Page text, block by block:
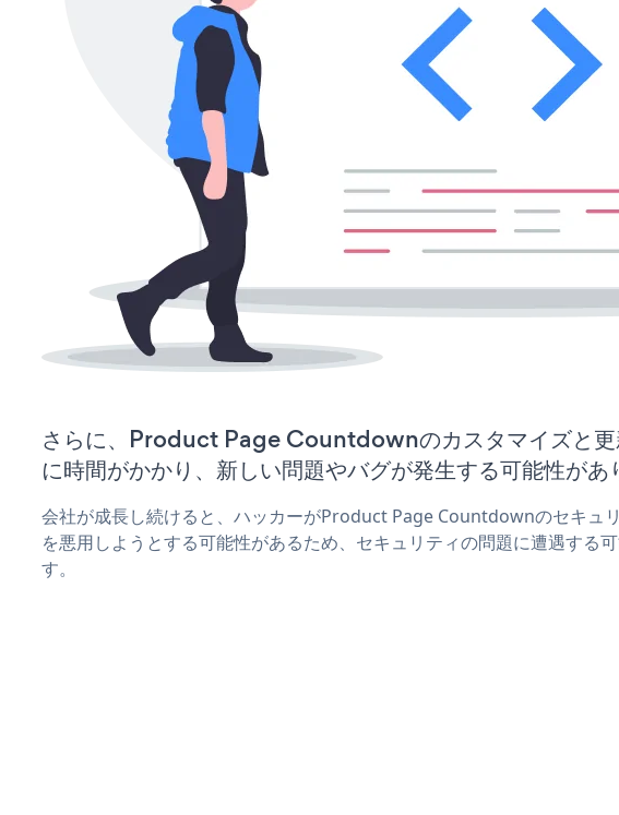
さらに、Product Page Countdownのカスタマイズと更
に時間がかかり、新しい問題やバグが発生する可能性があ
会社が成長し続けると、ハッカーがProduct Page Countdownのセキュ
を悪用しようとする可能性があるため、セキュリティの問題に遭遇する
す。